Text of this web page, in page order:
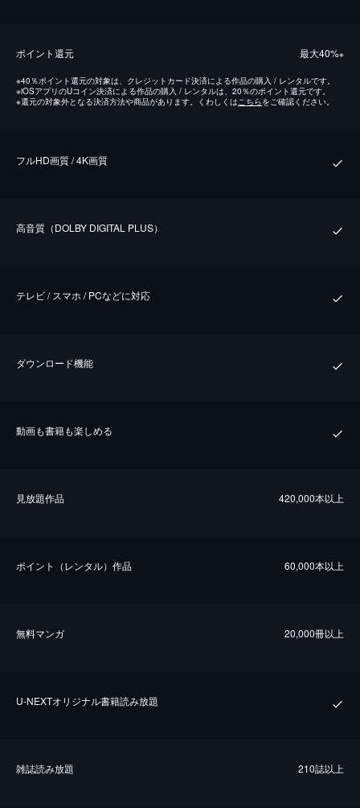
ポイント還元 最⼤40%※
※40％ポイント還元の対象は、クレジットカード決済による作品の購入 / レンタルです。
※iOSアプリのUコイン決済による作品の購入 / レンタルは、20％のポイント還元です。
※還元の対象外となる決済方法や商品があります。くわしくはこちらをご確認ください。
フルHD画質 / 4K画質
⾼⾳質（DOLBY DIGITAL PLUS）
テレビ / スマホ / PCなどに対応
ダウンロード機能
動画も書籍も楽しめる
⾒放題作品 420,000本以上
ポイント（レンタル）作品 60,000本以上
無料マンガ 20,000冊以上
U-NEXTオリジナル書籍読み放題
雑誌読み放題 210誌以上